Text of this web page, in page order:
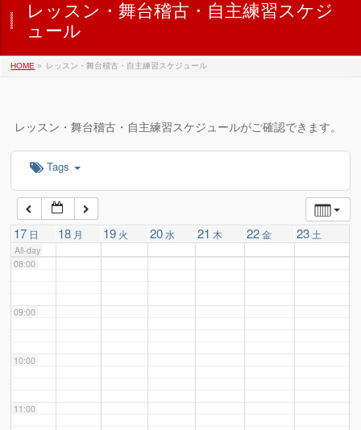
レッスン・舞台稽古・自主練習スケジ
ュール
HOME » レッスン・舞台稽古・自主練習スケジュール
レッスン・舞台稽古・自主練習スケジュールがご確認できます。
Tags
17 日 18 月 19 火 20水 21 木 22金 23 土
All-day
03:00
04:00
06:00
07:00
08:00
09:00
10:00
11:00